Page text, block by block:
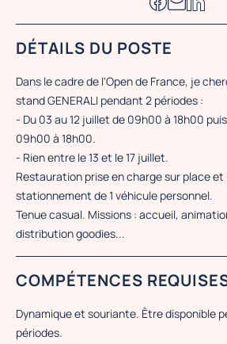
DÉTAILS DU POSTE
Dans le cadre de l'Open de France, je
stand GENERALI pendant 2 périodes :
- Du 03 au 12 juillet de 09h00 à 18h00
09h00 à 18h00.
- Rien entre le 13 et le 17 juillet.
Restauration prise en charge sur place
stationnement de 1 véhicule personnel.
Tenue casual. Missions : accueil,
distribution goodies...
COMPÉTENCES
Dynamique et souriante. Être disponible
périodes.